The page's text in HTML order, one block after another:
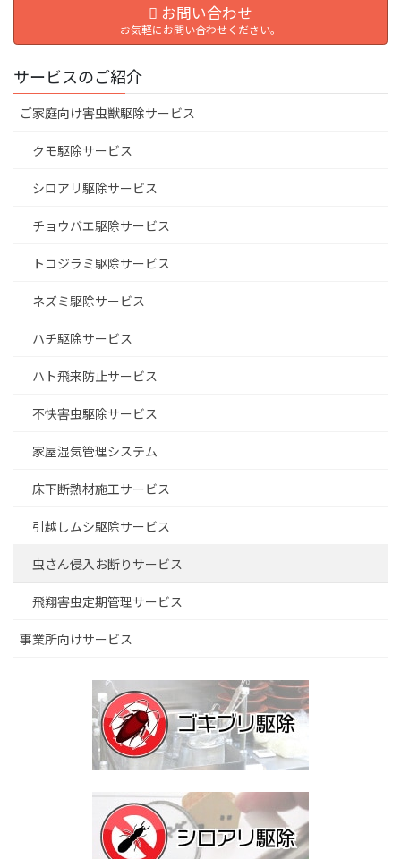
お問い合わせ
お気軽にお問い合わせください。
サービスのご紹介
ご家庭向け害虫獣駆除サービス
クモ駆除サービス
シロアリ駆除サービス
チョウバエ駆除サービス
トコジラミ駆除サービス
ネズミ駆除サービス
ハチ駆除サービス
ハト飛来防止サービス
不快害虫駆除サービス
家屋湿気管理システム
床下断熱材施工サービス
引越しムシ駆除サービス
虫さん侵入お断りサービス
飛翔害虫定期管理サービス
事業所向けサービス